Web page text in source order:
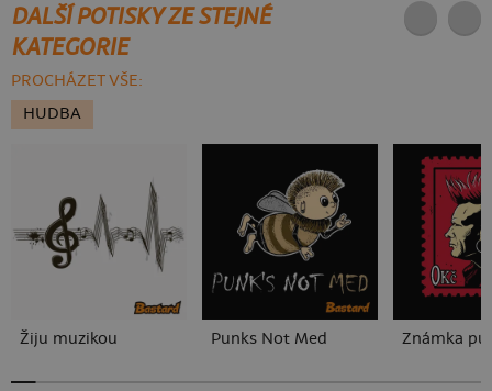
DALŠÍ POTISKY ZE STEJNÉ
KATEGORIE
PROCHÁZET VŠE:
HUDBA
Žiju muzikou Punks Not Med Známka